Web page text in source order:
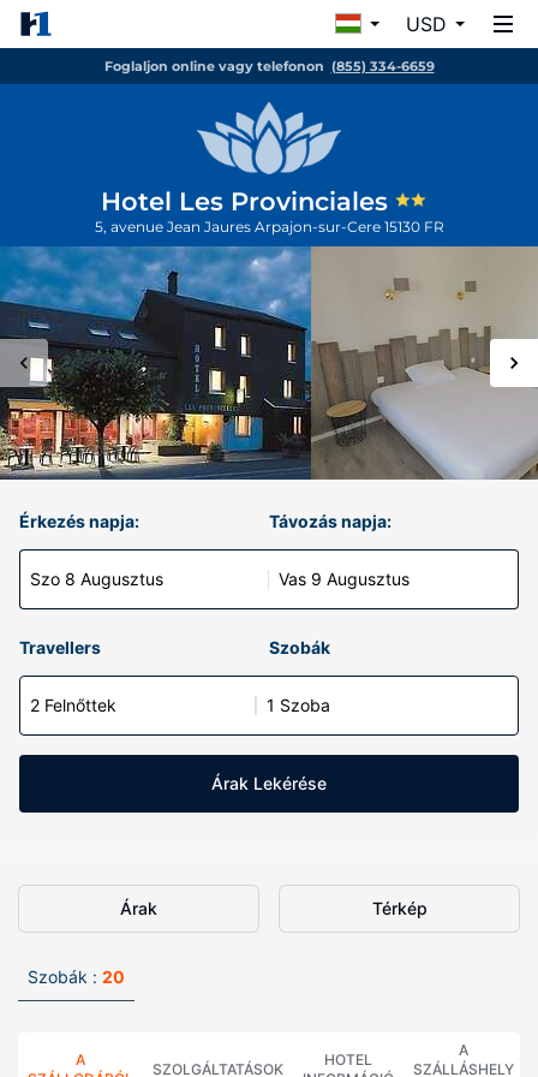
USD
Foglaljon online vagy telefonon (855) 334-6659
Hotel Les Provinciales
5, avenue Jean Jaures Arpajon-sur-Cere 15130 FR
Érkezés napja:
Szo 8 Augusztus
Távozás napja:
Vas 9 Augusztus
Travellers Szobák
2 Felnőttek 1 Szoba
Árak Lekérése
Árak Térkép
Szobák : 20
A
SZOLGÁLTATÁSOK
HOTEL
A
SZÁLLÁSHELY